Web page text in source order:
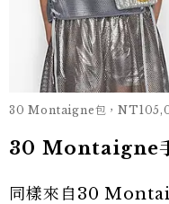
30 Montaigne包，
30 Montaigne
同樣來自30